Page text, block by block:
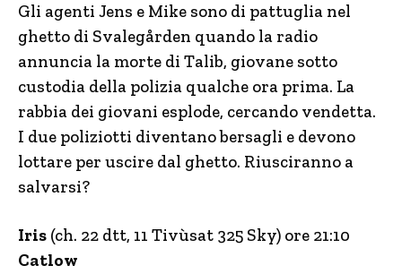
Gli agenti Jens e Mike sono di pattuglia nel
ghetto di Svalegården quando la radio
annuncia la morte di Talib, giovane sotto
custodia della polizia qualche ora prima. La
rabbia dei giovani esplode, cercando vendetta.
I due poliziotti diventano bersagli e devono
lottare per uscire dal ghetto. Riusciranno a
salvarsi?
Iris (ch. 22 dtt, 11 Tivùsat 325 Sky) ore 21:10
Catlow